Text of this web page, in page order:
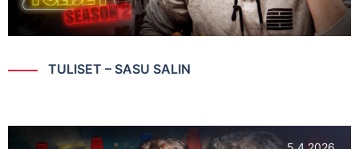
TULISET – SASU SALIN